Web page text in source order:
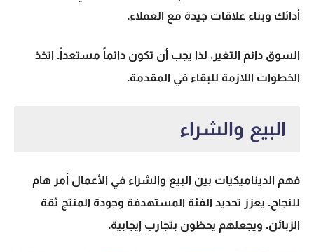
أدائك وبناء علاقات جيدة مع العملاء.
السوق دائم التغير، لذا يجب أن تكون دائماً مستعداً. اتخذ
الخطوات اللازمة للبقاء في المقدمة.
البيع والشراء
فهم الديناميكيات بين البيع والشراء في الأعمال أمر هام
للنجاح. يعزز تحديد الفئة المستهدفة وجودة المنتج ثقة
الزبائن. ويجعلهم يحظون بتجارب إيجابية.